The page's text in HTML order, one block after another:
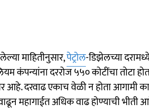
माहितीनुसार,पेट्रोल-डिझेलच्या
कंपन्यांना दररोज ५५० कोटींचा तोटा
आहे. दरवाढ एकाच वेळी न होता आगामी
महागाईत अधिक वाढ होण्याची